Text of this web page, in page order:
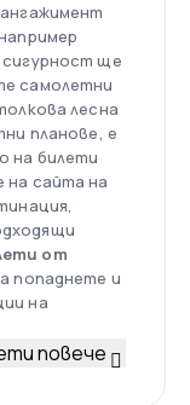
ще
самолетни
лесна
планове, е
на билети
на сайта на
от
попаднете и
на
повече